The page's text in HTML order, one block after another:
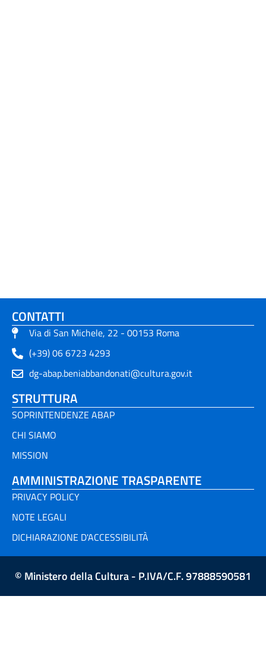
CONTATTI
Via di San Michele, 22 - 00153 Roma
(+39) 06 6723 4293
dg-abap.beniabbandonati@cultura.gov.it
STRUTTURA
SOPRINTENDENZE ABAP
CHI SIAMO
MISSION
AMMINISTRAZIONE TRASPARENTE
PRIVACY POLICY
NOTE LEGALI
DICHIARAZIONE D'ACCESSIBILITÀ
© Ministero della Cultura - P.IVA/C.F. 97888590581